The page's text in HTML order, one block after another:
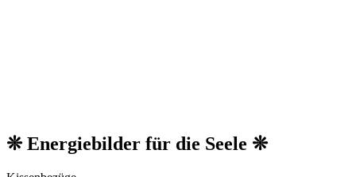
❊ Energiebilder für die Seele ❊